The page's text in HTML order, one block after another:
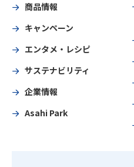
商品情報
キャンペーン
エンタメ・レシピ
サステナビリティ
企業情報
Asahi Park